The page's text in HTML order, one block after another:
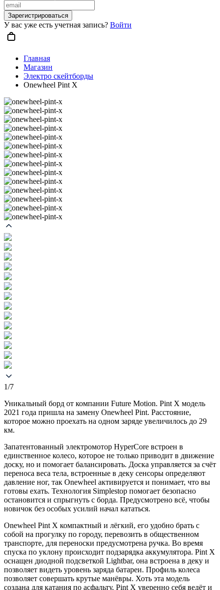
Зарегистрироваться
У вас уже есть учетная запись? Войти
Главная
Магазин
Электро скейтборды
Onewheel Pint X
1/7
Уникальный борд от компании Future Motion. Pint X модель
2021 года пришла на замену Onewheel Pint. Расстояние,
которое можно проехать на одном заряде увеличилось до 29
км.
Запатентованный электромотор HyperCore встроен в
единственное колесо, которое не только приводит в движение
доску, но и помогает балансировать. Доска управляется за счёт
переноса веса тела, встроенные в деку сенсоры определяют
давление ног, так Onewheel активируется и понимает, что вы
готовы ехать. Технология Simplestop помогает безопасно
остановится и спрыгнуть с борда. Предусмотрено всё, чтобы
новичок без особых усилий начал кататься.
Onewheel Pint X компактный и лёгкий, его удобно брать с
собой на прогулку по городу, перевозить в общественном
транспорте, для переноски предусмотрена ручка. Во время
спуска по уклону происходит подзарядка аккумулятора. Pint X
оснащен диодной подсветкой Lightbar, она встроена в деку и
позволяет видеть уровень заряда батареи. Профиль колеса
позволяет совершать крутые манёвры. Хоть эта модель
создана для катания по асфальту, Pint X уверенно себя ведёт и